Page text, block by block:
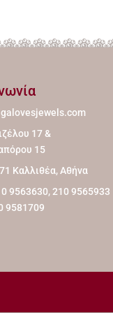
17 &
15
Καλλιθέα, Αθήνα
9563630, 210 9565933
9581709